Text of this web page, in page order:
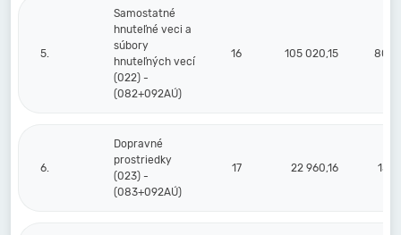
5.
Samostatné
hnuteľné veci a
súbory
hnuteľných vecí
(022) -
(082+092AÚ)
16 105 020,15 80
6.
Dopravné
prostriedky
(023) -
(083+092AÚ)
17 22 960,16 15